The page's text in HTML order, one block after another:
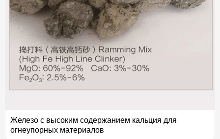
Железо с высоким содержанием кальция для
огнеупорных материалов